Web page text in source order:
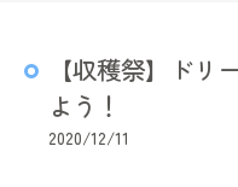
【収穫祭】ドリ
よう！
2020/12/11